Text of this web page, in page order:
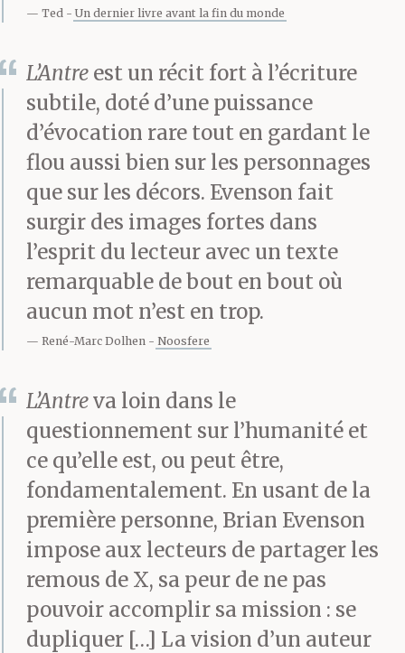
Ted Un dernier livre avant la fin du monde
L’Antre est un récit fort à l’écriture
subtile, doté d’une puissance
d’évocation rare tout en gardant le
flou aussi bien sur les personnages
que sur les décors. Evenson fait
surgir des images fortes dans
l’esprit du lecteur avec un texte
remarquable de bout en bout où
aucun mot n’est en trop.
René-Marc Dolhen Noosfere
L’Antreva loin dans le
questionnement sur l’humanité et
ce qu’elle est, ou peut être,
fondamentalement. En usant de la
première personne, Brian Evenson
impose aux lecteurs de partager les
remous de X, sa peur de ne pas
pouvoir accomplir sa mission : se
dupliquer […] La vision d’un auteur